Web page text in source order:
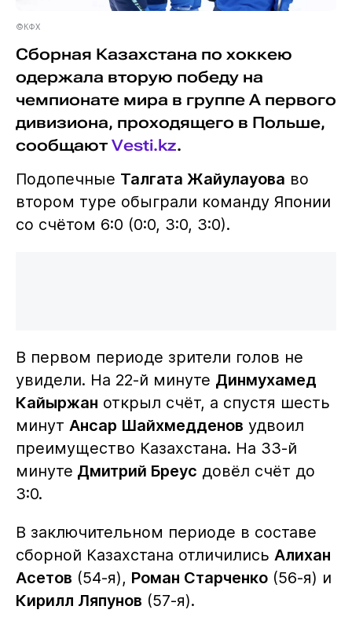
©КФХ
Сборная Казахстана по хоккею
одержала вторую победу на
чемпионате мира в группе A первого
дивизиона, проходящего в Польше,
сообщают Vesti.kz.
Подопечные Талгата Жайулауова во
втором туре обыграли команду Японии
со счётом 6:0 (0:0, 3:0, 3:0).
В первом периоде зрители голов не
увидели. На 22-й минуте Динмухамед
Кайыржан открыл счёт, а спустя шесть
минут Ансар Шайхмедденов удвоил
преимущество Казахстана. На 33-й
минуте Дмитрий Бреус довёл счёт до
3:0.
В заключительном периоде в составе
сборной Казахстана отличились Алихан
Асетов (54-я), Роман Старченко(56-я) и
Кирилл Ляпунов (57-я).